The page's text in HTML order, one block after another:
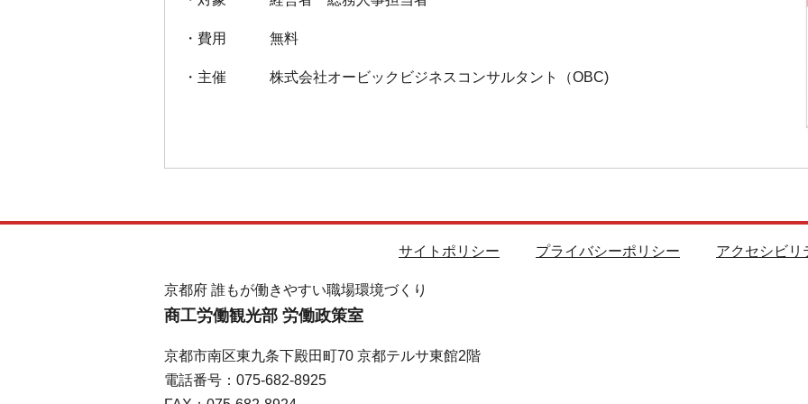
・費用 無料
・主催 株式会社オービックビジネスコンサルタント（OBC)
サイトポリシー プライバシーポリシー アクセシビリ
京都府 誰もが働きやすい職場環境づくり
商工労働観光部 労働政策室
京都市南区東九条下殿田町70 京都テルサ東館2階
電話番号：075-682-8925